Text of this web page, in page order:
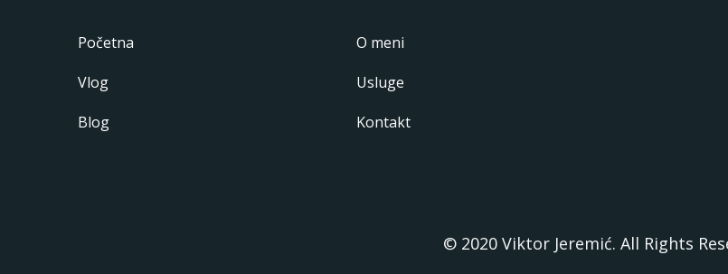
Početna
Vlog
Blog
O meni
Usluge
Kontakt
© 2020 Viktor Jeremić. All Rights